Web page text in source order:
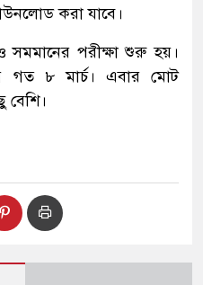
করা যাবে।
পরীক্ষা শুরু হয়।
গত ৮ মার্চ। এবার মোট
বেশি।